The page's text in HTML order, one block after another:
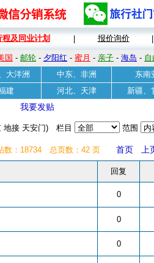
程及同业计划 报价询价
国 - 邮轮 - 夕阳红 - 蜜月 - 亲子 - 海岛 - 自
大洋洲 中东、非洲 东南
建 河北、天津 新疆、
我要发贴
地接 天安门) 栏目 范围
数：18734 总页数：42 页 首页 上
回复
0
0
0